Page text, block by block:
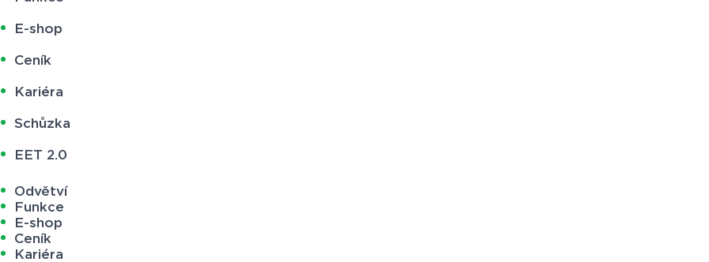
E-shop
Ceník
Kariéra
Schůzka
EET 2.0
Odvětví
Funkce
E-shop
Ceník
Kariéra